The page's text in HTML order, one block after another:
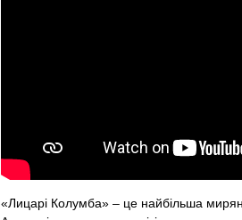
«Лицарі Колумба» – це найбільша